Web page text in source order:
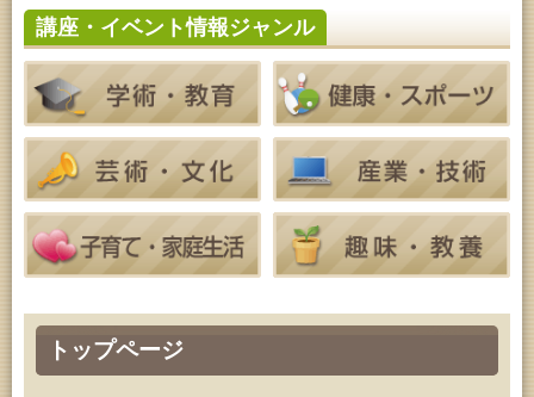
トップページ
特別展「超写実 ホキ美術館名品展」
2026年08月07日 (秋田市)
青少年教育「点字体験教室」
2026年08月07日 (秋田市)
高齢者教育「南星大学」
2026年08月07日 (秋田市)
乳幼児・青少年教育「夏休み子ども講座『マーブル
アートでツリー＆ネックレスを作ってみよう』」
2026年08月08日 (秋田市)
乳幼児・青少年教育「朝のこどもとしょかんタイ
ム」
2026年08月08日 (秋田市)
乳幼児教育「おはなしの会」
乳幼児教育・青少年教育「おりがみの会」
2026年08月08日 (秋田市)
乳幼児教育「フォンテ文庫のおはなし会」
らいあ」2026年7月イベントのお知らせ
2026年07月11日令和8年度 あきた芸術劇場「ミ
ルハス」2026年7月のイベントスケジュールのお知
らせ
2026年07月10日令和8年度 株式会社パソナ「キ
ャリアコンサルタント相談」のお知らせ
2026年07月10日令和8年度 株式会社パソナ「キ
ャリア形成リスキリング支援センター」紹介のお知
らせ
講座・イベント情報ジャンル